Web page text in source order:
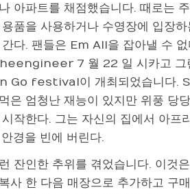
아파트를 채점했습니다. 때로는
용품을 사용하거나 수영장에 입
간다. 팬들은 Em All을 잡아낼
7 월 22 일 시카고 그랜
Go festival이 개최되었습니다.
은 엄청난 재능이 있지만 위풍 당
작한다. 그는 자신의 집에서 아프
경을 빈에 버린다.
잔인한 추위를 겪었습니다. 이것
사 한 다음 매장으로 추가하고 구